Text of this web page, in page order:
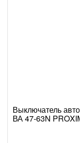
Выключатель
ВА 47-63N